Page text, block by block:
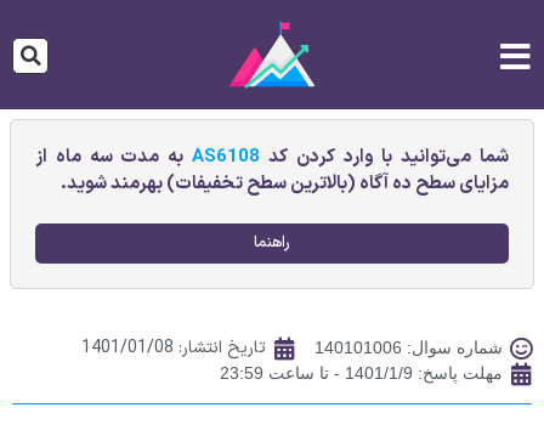
شما می‌توانید با وارد کردن کد AS6108به مدت سه ماه از
مزایای سطح ده آگاه (بالاترین سطح تخفیفات) بهرمند شوید.
راهنما
شماره سوال: 140101006 تاریخ انتشار: 1401/01/08
مهلت پاسخ: 1401/1/9 - تا ساعت 23:59